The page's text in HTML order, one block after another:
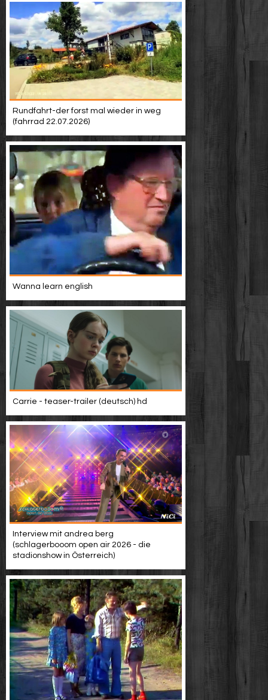
Rundfahrt-der forst mal wieder in weg
(fahrrad 22.07.2026)
Wanna learn english
Carrie - teaser-trailer (deutsch) hd
Interview mit andrea berg
(schlagerbooom open air 2026 - die
stadionshow in Österreich)